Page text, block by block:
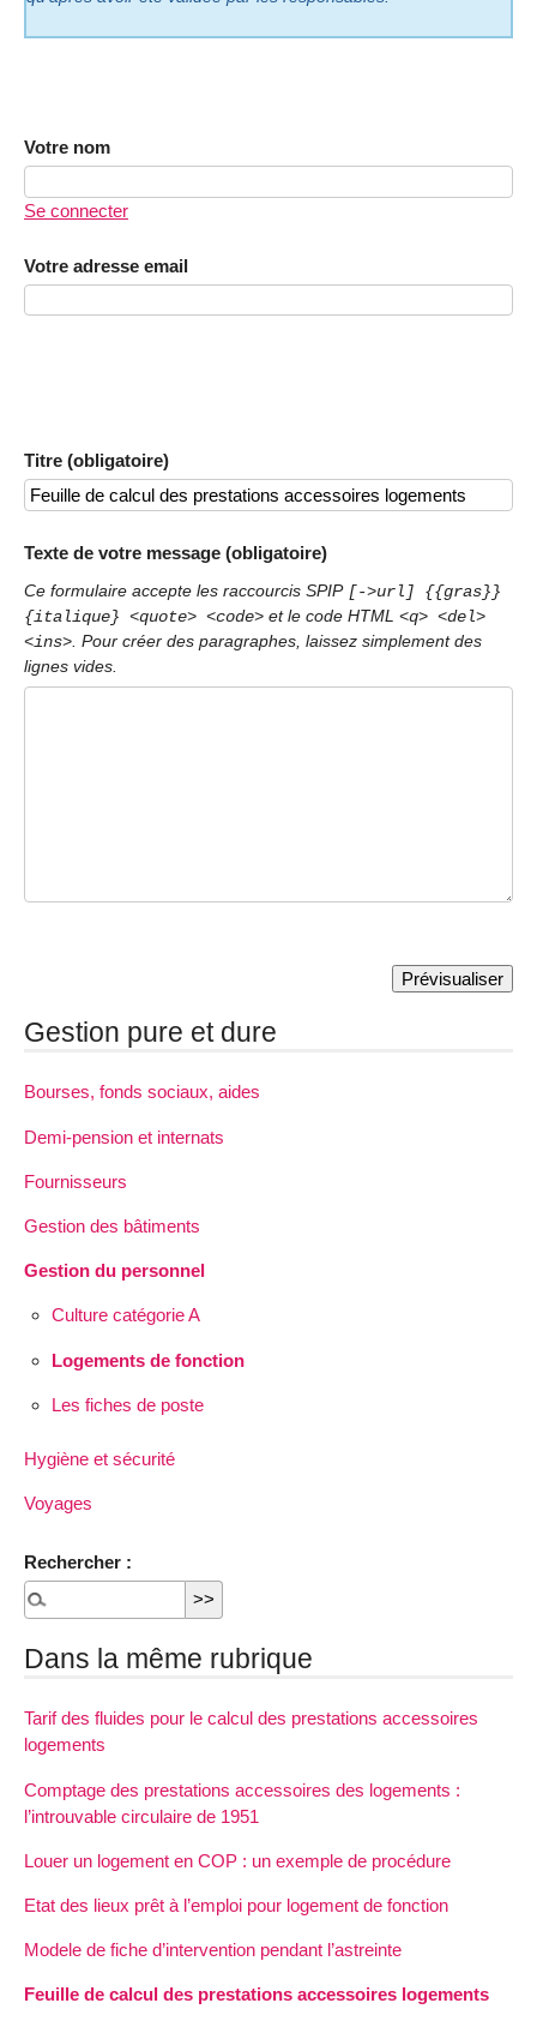
Votre nom
Se connecter
Votre adresse email
Titre (obligatoire)
Texte de votre message (obligatoire)
Ce formulaire accepte les raccourcis SPIP [->url] {{gras}}
{italique} <quote> <code> et le code HTML <q> <del>
<ins> . Pour créer des paragraphes, laissez simplement des
lignes vides.
Gestion pure et dure
Bourses, fonds sociaux, aides
Demi-pension et internats
Fournisseurs
Gestion des bâtiments
Gestion du personnel
Culture catégorie A
Logements de fonction
Les fiches de poste
Hygiène et sécurité
Voyages
Rechercher :
Dans la même rubrique
Tarif des fluides pour le calcul des prestations accessoires
logements
Comptage des prestations accessoires des logements :
l’introuvable circulaire de 1951
Louer un logement en COP : un exemple de procédure
Etat des lieux prêt à l’emploi pour logement de fonction
Modele de fiche d’intervention pendant l’astreinte
Feuille de calcul des prestations accessoires logements